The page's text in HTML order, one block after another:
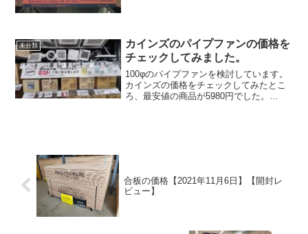
未分類
カインズのパイプファンの価格を
チェックしてみました。
100φのパイプファンを検討しています。
カインズの価格をチェックしてみたとこ
ろ、最安値の商品が5980円でした。
合板の価格【2021年11月6日】【開封レ
ビュー】